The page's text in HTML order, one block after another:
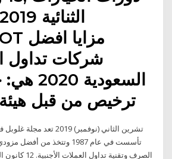
شركات تداول
ترخيص من قبل
تأسست في عام 1987 وتتخذ من